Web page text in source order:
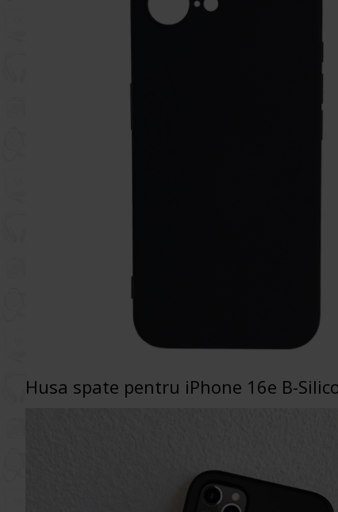
Husa spate pentru iPhone 16e B-